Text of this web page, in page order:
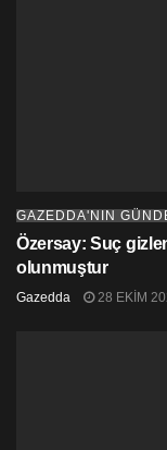
GAZEDDA'NIN
Özersay: Suç
olunmuştur
Gazedda 28 EKIM